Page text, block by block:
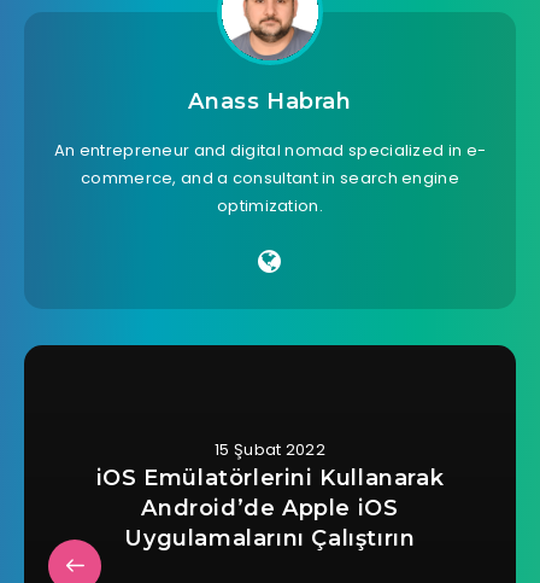
Anass Habrah
An entrepreneur and digital nomad specialized in e-
commerce, and a consultant in search engine
optimization.
15 Şubat 2022
iOS Emülatörlerini Kullanarak
Android’de Apple iOS
Uygulamalarını Çalıştırın